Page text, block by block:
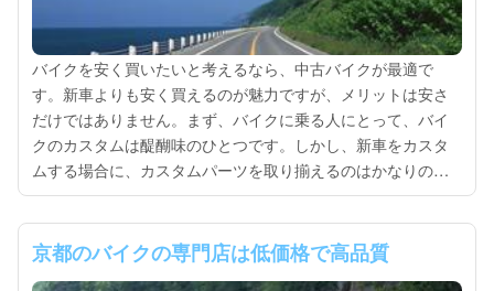
バイクを安く買いたいと考えるなら、中古バイクが最適で
す。新車よりも安く買えるのが魅力ですが、メリットは安さ
だけではありません。まず、バイクに乗る人にとって、バイ
クのカスタムは醍醐味のひとつです。しかし、新車をカスタ
ムする場合に、カスタムパーツを取り揃えるのはかなりのコ
ストがかかります。その点、中古車なら既にカスタムが施さ
れている車体が多数販売されています。ま...
京都のバイクの専門店は低価格で高品質